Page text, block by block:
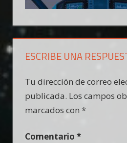
ESCRIBE UNA
Tu dirección de correo
publicada. Los campos
marcados con *
Comentario *